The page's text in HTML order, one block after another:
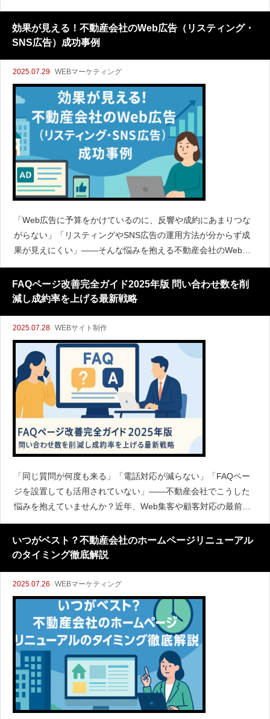
載順位”です。実は、ポータルサイトや自社サイトでの掲載順位
は成約数や反響数に直結する超重要指標。近年は掲載アルゴリ
ズムも
効果が見える！不動産会社のWeb広告（リスティング・
SNS広告）成功事例
2025.07.29 WEBマーケティング
「Web広告に予算をかけているのに、反響や成約にあまりつな
がらない」「リスティングやSNS広告の運用方法が分からず成
果が見えにくい」――そんな悩みを抱える不動産会社のWeb担
当者や経営者は少なくありません。近年は、ターゲット層やエ
リアを絞ったWeb広告の活用で“費用対効果”を最大化し、成約
率や問い
FAQページ改善完全ガイド2025年版 問い合わせ数を削
減し成約率を上げる最新戦略
2025.07.28 WEBサイト制作
「同じ質問が何度も来る」「電話対応が減らない」「FAQペー
ジを設置しても活用されていない」――不動産会社でこうした
悩みを抱えていませんか？近年、Web集客や顧客対応の最前線
で“FAQページの質”が他社との差を決定づける時代となりまし
た。問い合わせ数の削減だけでなく、顧客満足度の向上・成約
率アップ・
いつがベスト？不動産会社のホームページリニューアル
のタイミング徹底解説
2025.07.26 WEBマーケティング